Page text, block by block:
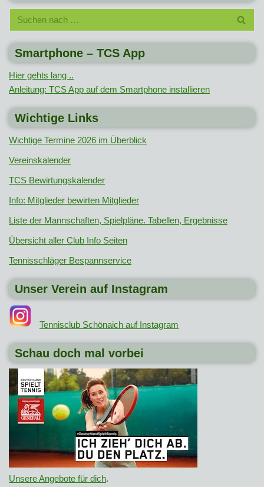
Smartphone – TCS App
Hier gehts lang ..
Anleitung: TCS App auf dem Smartphone installieren
Wichtige Links
Wichtige Termine 2026 im Überblick
Vereinskalender
TCS Bewirtungskalender
Info: Mitglieder bewirten Mitglieder
Liste der Mannschaften, Spielpläne. Tabellen, Ergebnisse
Übersicht aller Club Info Seiten
Tennisschläger Bespannservice
Unser Verein auf Instagram
Tennisclub Schönaich auf Instagram
Schau doch mal vorbei
Unsere Angebote für dich.